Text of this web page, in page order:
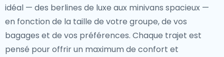
idéal — des berlines de luxe aux minivans spacieux —
en fonction de la taille de votre groupe, de vos
bagages et de vos préférences. Chaque trajet est
pensé pour offrir un maximum de confort et